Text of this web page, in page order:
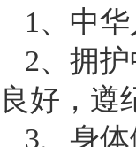
1、中华
2、拥
良好，遵
3、身